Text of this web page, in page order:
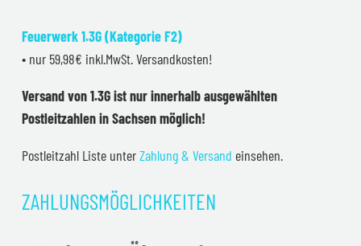
Feuerwerk 1.3G (Kategorie F2)
• nur 59,98€ inkl.MwSt. Versandkosten!
Versand von 1.3G ist nur innerhalb ausgewählten
Postleitzahlen in Sachsen möglich!
Postleitzahl Liste unterZahlung & Versand einsehen.
ZAHLUNGSMÖGLICHKEITEN